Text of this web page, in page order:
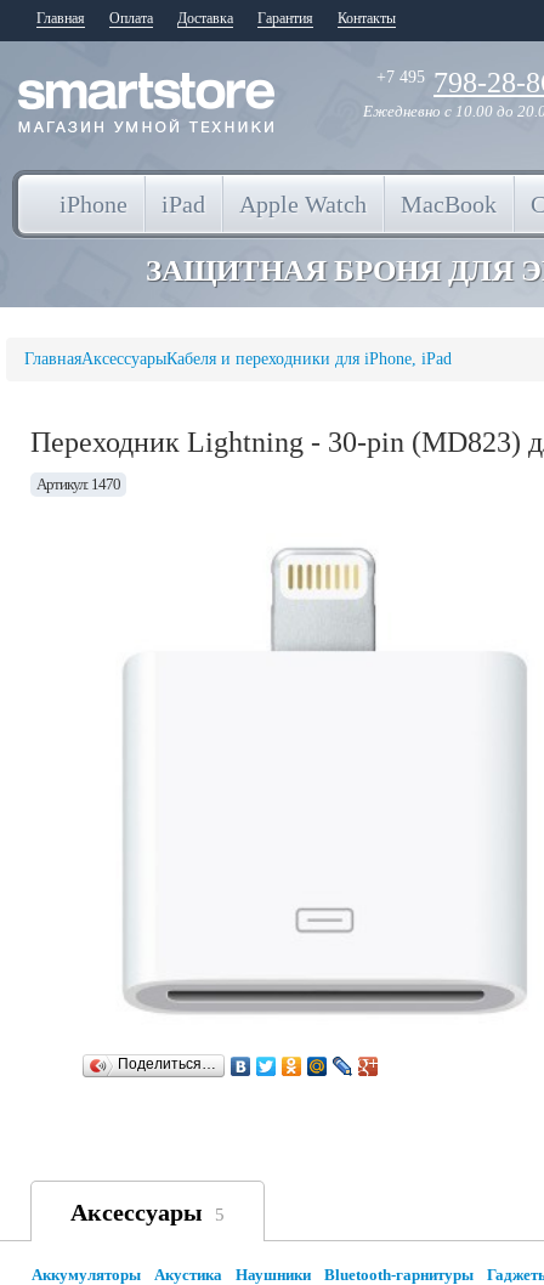
Главная Оплата Доставка Гарантия Контакты
+7 495 798-28-
Ежедневно с 10.00 до
iPhone iPad Apple Watch MacBook
ЗАЩИТНАЯ БРОНЯ ДЛЯ
ГлавнаяАксессуарыКабеля и переходники для iPhone, iPad
Переходник Lightning - 30-pin (MD823)
Артикул: 1470
Поделиться…
Аксессуары 5
Аккумуляторы Акустика Наушники Bluetooth-гарнитуры